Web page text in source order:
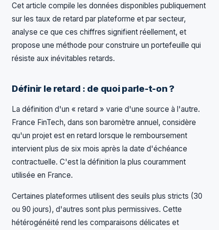
Cet article compile les données disponibles publiquement
sur les taux de retard par plateforme et par secteur,
analyse ce que ces chiffres signifient réellement, et
propose une méthode pour construire un portefeuille qui
résiste aux inévitables retards.
Définir le retard : de quoi parle-t-on ?
La définition d'un « retard » varie d'une source à l'autre.
France FinTech, dans son baromètre annuel, considère
qu'un projet est en retard lorsque le remboursement
intervient plus de six mois après la date d'échéance
contractuelle. C'est la définition la plus couramment
utilisée en France.
Certaines plateformes utilisent des seuils plus stricts (30
ou 90 jours), d'autres sont plus permissives. Cette
hétérogénéité rend les comparaisons délicates et